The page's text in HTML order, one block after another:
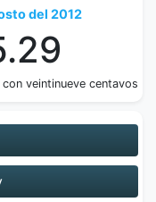
del 2012
veintinueve centavos